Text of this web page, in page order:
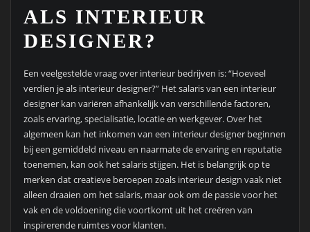
ALS INTERIEUR
DESIGNER?
Een veelgestelde vraag over interieur bedrijven is: “Hoeveel
verdien je als interieur designer?” Het salaris van een interieur
designer kan variëren afhankelijk van verschillende factoren,
zoals ervaring, specialisatie, locatie en werkgever. Over het
algemeen kan het inkomen van een interieur designer beginnen
bij een gemiddeld niveau en naarmate de ervaring en reputatie
toenemen, kan ook het salaris stijgen. Het is belangrijk op te
merken dat creatieve beroepen zoals interieur design vaak niet
alleen draaien om het salaris, maar ook om de passie voor het
vak en de voldoening die voortkomt uit het creëren van
inspirerende ruimtes voor klanten.